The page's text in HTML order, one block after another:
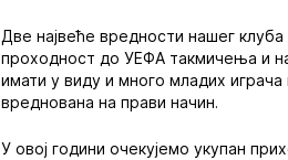
Две највеће вредности нашег клуба
проходност до УЕФА такмичења и
имати у виду и много младих
вреднована на прави начин.
У овој години очекујемо укупан